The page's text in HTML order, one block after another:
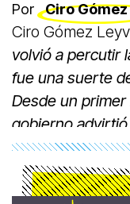
Por Ciro
Ciro Gómez
volvió a percutir
fue una suerte
Desde un
gobierno advirtió
ejecutado el 1
protección
una punta de